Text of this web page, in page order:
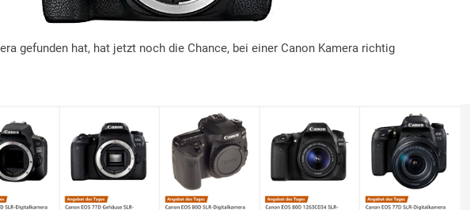
gefunden hat, hat jetzt noch die Chance, bei einer Canon Kamera richtig